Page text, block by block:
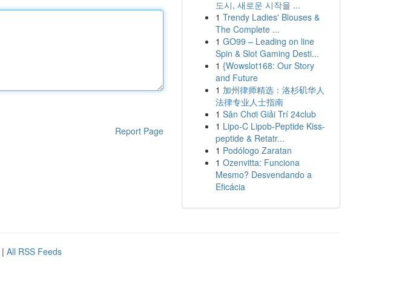
Report Page
도시, 새로운 시작을 ...
1 Trendy Ladies' Blouses &
The Complete ...
1 GO99 – Leading on line
Spin & Slot Gaming Desti...
1 {Wowslot168: Our Story
and Future
1 加州律师精选：洛杉矶华人
法律专业人士指南
1 Sân Chơi Giải Trí 24club
1 Lipo-C Lipob-Peptide Kiss-
peptide & Retatr...
1 Podólogo Zaratan
1 Ozenvitta: Funciona
Mesmo? Desvendando a
Eficácia
| All RSS Feeds